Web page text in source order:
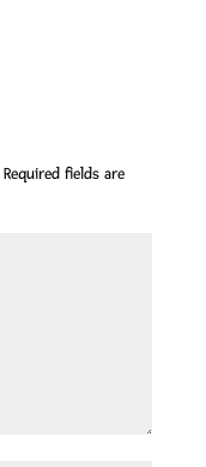
Required fields are